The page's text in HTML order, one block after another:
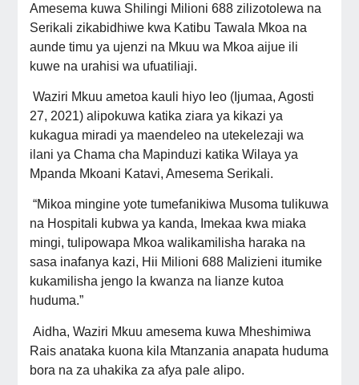
Amesema kuwa Shilingi Milioni 688 zilizotolewa na
Serikali zikabidhiwe kwa Katibu Tawala Mkoa na
aunde timu ya ujenzi na Mkuu wa Mkoa aijue ili
kuwe na urahisi wa ufuatiliaji.
Waziri Mkuu ametoa kauli hiyo leo (Ijumaa, Agosti
27, 2021) alipokuwa katika ziara ya kikazi ya
kukagua miradi ya maendeleo na utekelezaji wa
ilani ya Chama cha Mapinduzi katika Wilaya ya
Mpanda Mkoani Katavi, Amesema Serikali.
“Mikoa mingine yote tumefanikiwa Musoma tulikuwa
na Hospitali kubwa ya kanda, Imekaa kwa miaka
mingi, tulipowapa Mkoa walikamilisha haraka na
sasa inafanya kazi, Hii Milioni 688 Malizieni itumike
kukamilisha jengo la kwanza na lianze kutoa
huduma.”
Aidha, Waziri Mkuu amesema kuwa Mheshimiwa
Rais anataka kuona kila Mtanzania anapata huduma
bora na za uhakika za afya pale alipo.